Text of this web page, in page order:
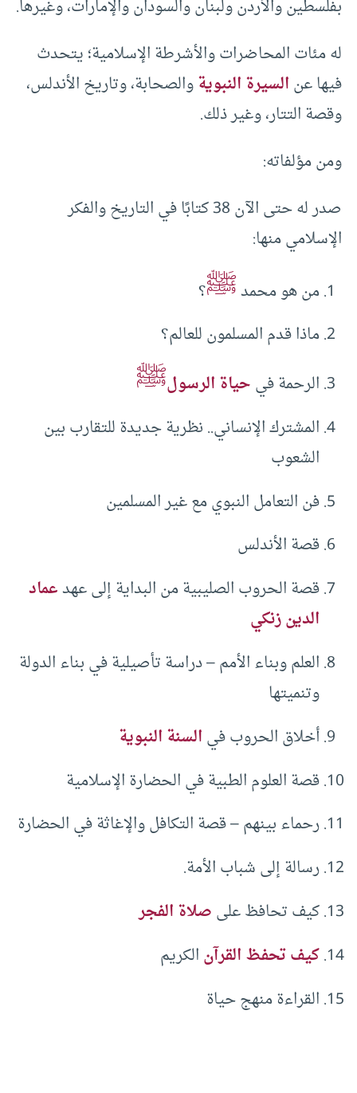
بفلسطين والأردن ولبنان والسودان والإمارات، وغيرها.
له مئات المحاضرات والأشرطة الإسلامية؛ يتحدث
فيها عنالسيرة النبويةوالصحابة، وتاريخ الأندلس،
وقصة التتار، وغير ذلك.
ومن مؤلفاته:
صدر له حتى الآن 38 كتابًا في التاريخ والفكر
الإسلامي منها:
من هو محمدﷺ؟
ماذا قدم المسلمون للعالم؟
الرحمة فيحياة الرسولﷺ
المشترك الإنساني.. نظرية جديدة للتقارب بين
الشعوب
فن التعامل النبوي مع غير المسلمين
قصة الأندلس
قصة الحروب الصليبية من البداية إلى عهدعماد
الدين زنكي
العلم وبناء الأمم – دراسة تأصيلية في بناء الدولة
وتنميتها
أخلاق الحروب فيالسنة النبوية
قصة العلوم الطبية في الحضارة الإسلامية
رحماء بينهم – قصة التكافل والإغاثة في الحضارة
رسالة إلى شباب الأمة.
كيف تحافظ علىصلاة الفجر
كيف تحفظ القرآنالكريم
القراءة منهج حياة